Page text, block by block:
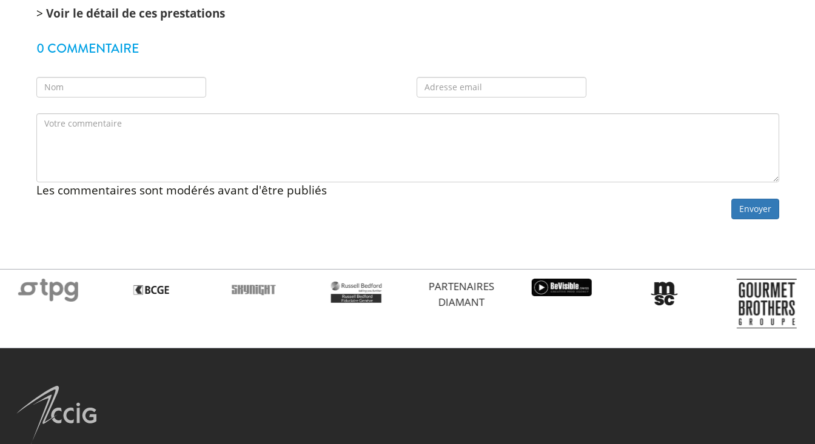
> Voir le détail de ces prestations
0 COMMENTAIRE
Les commentaires sont modérés avant d'être publiés
Envoyer
PARTENAIRES
DIAMANT